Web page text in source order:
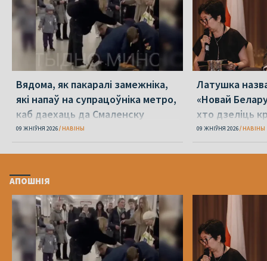
Вядома, як пакаралі замежніка,
які напаў на супрацоўніка метро,
каб даехаць да Смаленску
09 ЖНІЎНЯ 2026 НАВІНЫ
Латушка
«Новай
хто дзеліць
09 ЖНІЎНЯ 2026 НАВІНЫ
АПОШНІЯ